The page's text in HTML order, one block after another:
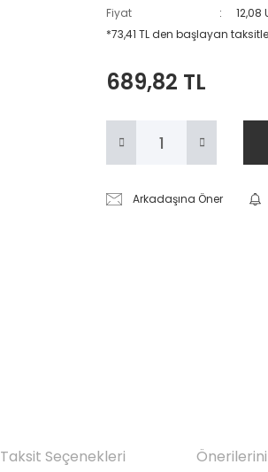
Fiyat
12,08
*73,41 TL den başlayan
689,82 TL
Arkadaşına Öner
Taksit Seçenekleri